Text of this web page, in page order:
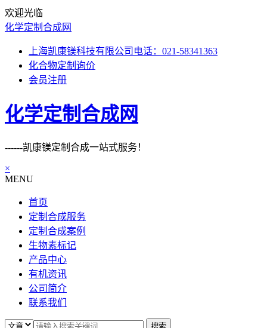
欢迎光临
化学定制合成网
上海凯康镁科技有限公司电话：021-58341363
化合物定制询价
会员注册
化学定制合成网
------凯康镁定制合成一站式服务！
×
MENU
首页
定制合成服务
定制合成案例
生物素标记
产品中心
有机资讯
公司简介
联系我们